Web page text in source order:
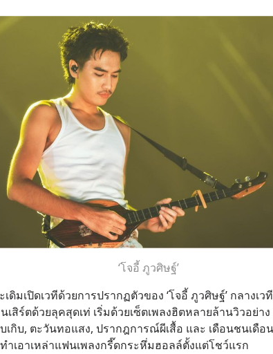
‘โจอี้ ภูวศิษฐ์’
เดิมเปิดเวทีด้วยการปรากฏตัวของ ‘โจอี้ ภูวศิษฐ์’ กลางเวที
เสิร์ตด้วยลุคสุดเท่ เริ่มด้วยเซ็ตเพลงฮิตหลายล้านวิวอย่า
เกิบ, ตะวันทอแสง, ปรากฎการณ์ผีเสื้อ และ เดือนชนเดือ
ำเอาเหล่าแฟนเพลงกรี๊ดกระหึ่มฮอลล์ตั้งแต่โชว์แรก